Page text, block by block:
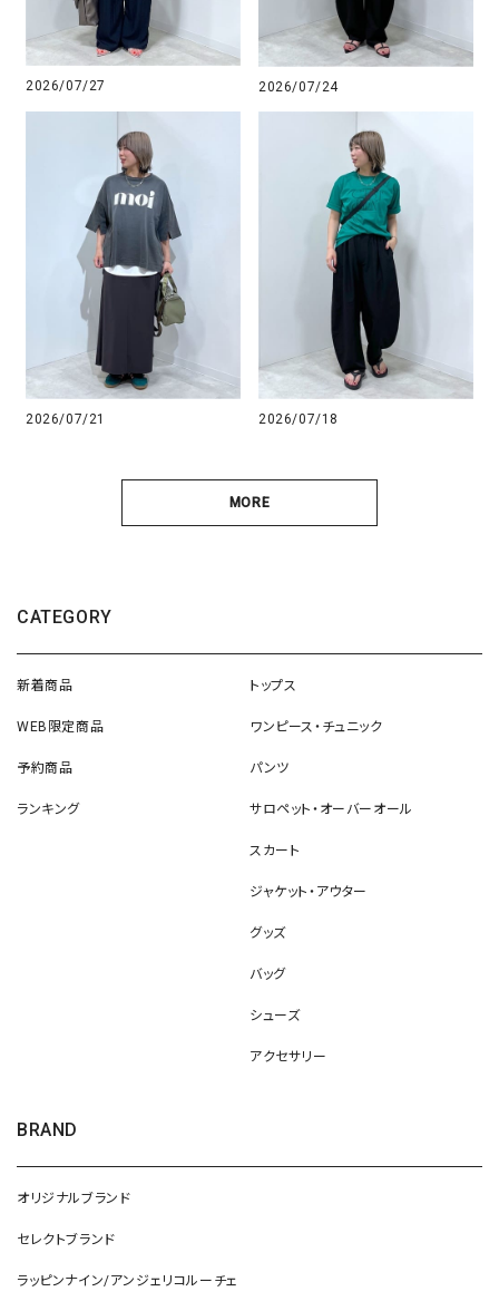
2026/07/27 2026/07/24
2026/07/21 2026/07/18
MORE
CATEGORY
新着商品
WEB限定商品
予約商品
ランキング
トップス
ワンピース・チュニック
パンツ
サロペット・オーバーオール
スカート
ジャケット・アウター
グッズ
バッグ
シューズ
アクセサリー
BRAND
オリジナルブランド
セレクトブランド
ラッピンナイン/アンジェリコルーチェ